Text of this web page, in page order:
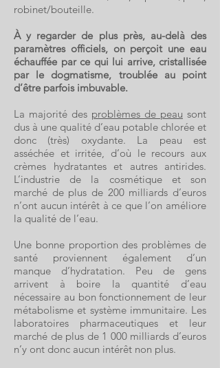
robinet/bouteille.
À y regarder de plus près, au-delà des
paramètres officiels, on perçoit une eau
échauffée par ce qui lui arrive, cristallisée
par le dogmatisme, troublée au point
d’être parfois imbuvable.
La majorité des problèmes de peau sont
dus à une qualité d’eau potable chlorée et
donc (très) oxydante. La peau est
asséchée et irritée, d’où le recours aux
crèmes hydratantes et autres antirides.
L’industrie de la cosmétique et son
marché de plus de 200 milliards d’euros
n’ont aucun intérêt à ce que l’on améliore
la qualité de l’eau.
Une bonne proportion des problèmes de
santé proviennent également d’un
manque d’hydratation. Peu de gens
arrivent à boire la quantité d’eau
nécessaire au bon fonctionnement de leur
métabolisme et système immunitaire. Les
laboratoires pharmaceutiques et leur
marché de plus de 1 000 milliards d’euros
n’y ont donc aucun intérêt non plus.